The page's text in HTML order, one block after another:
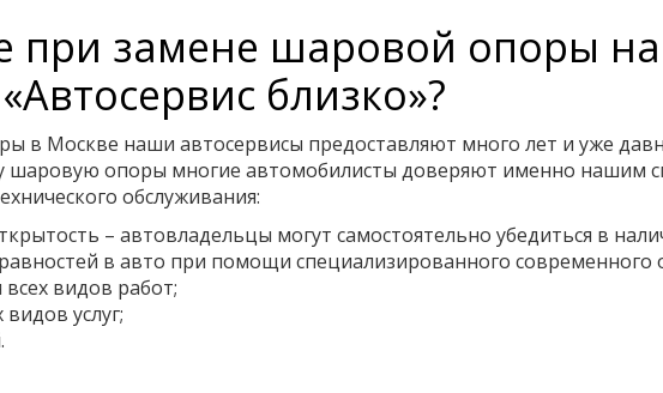
при замене шаровой опоры на
близко»?
в Москве наши автосервисы предоставляют много лет и уже
шаровую опоры многие автомобилисты доверяют именно нашим
обслуживания:
– автовладельцы могут самостоятельно убедиться в
в авто при помощи специализированного современного
видов работ;
услуг;